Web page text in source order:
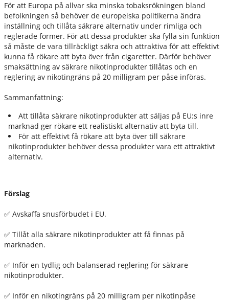
För att Europa på allvar ska minska tobaksrökningen bland
befolkningen så behöver de europeiska politikerna ändra
inställning och tillåta säkrare alternativ under rimliga och
reglerade former. För att dessa produkter ska fylla sin funktion
så måste de vara tillräckligt säkra och attraktiva för att effektivt
kunna få rökare att byta över från cigaretter. Därför behöver
smaksättning av säkrare nikotinprodukter tillåtas och en
reglering av nikotingräns på 20 milligram per påse införas.
Sammanfattning:
Att tillåta säkrare nikotinprodukter att säljas på EU:s inre
marknad ger rökare ett realistiskt alternativ att byta till.
För att effektivt få rökare att byta över till säkrare
nikotinprodukter behöver dessa produkter vara ett attraktivt
alternativ.
Förslag
✅ Avskaffa snusförbudet i EU.
✅ Tillåt alla säkrare nikotinprodukter att få finnas på
marknaden.
✅ Inför en tydlig och balanserad reglering för säkrare
nikotinprodukter.
✅ Inför en nikotingräns på 20 milligram per nikotinpåse